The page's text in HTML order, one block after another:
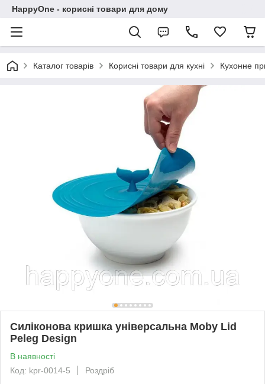
HappyOne - корисні товари для дому
Каталог товарів Корисні товари для кухні Кухонне
Силіконова кришка універсальна Moby Lid
Peleg Design
В наявності
Код: kpr-0014-5
Роздріб